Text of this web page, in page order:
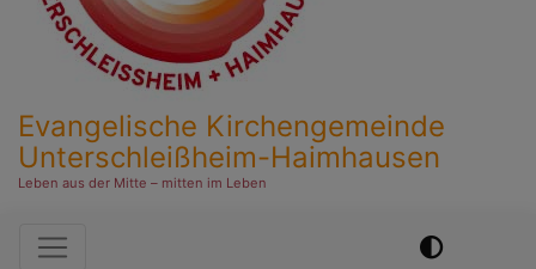
Evangelische Kirchengemeinde
Unterschleißheim-Haimhausen
Leben aus der Mitte – mitten im Leben
Hauptnavigation